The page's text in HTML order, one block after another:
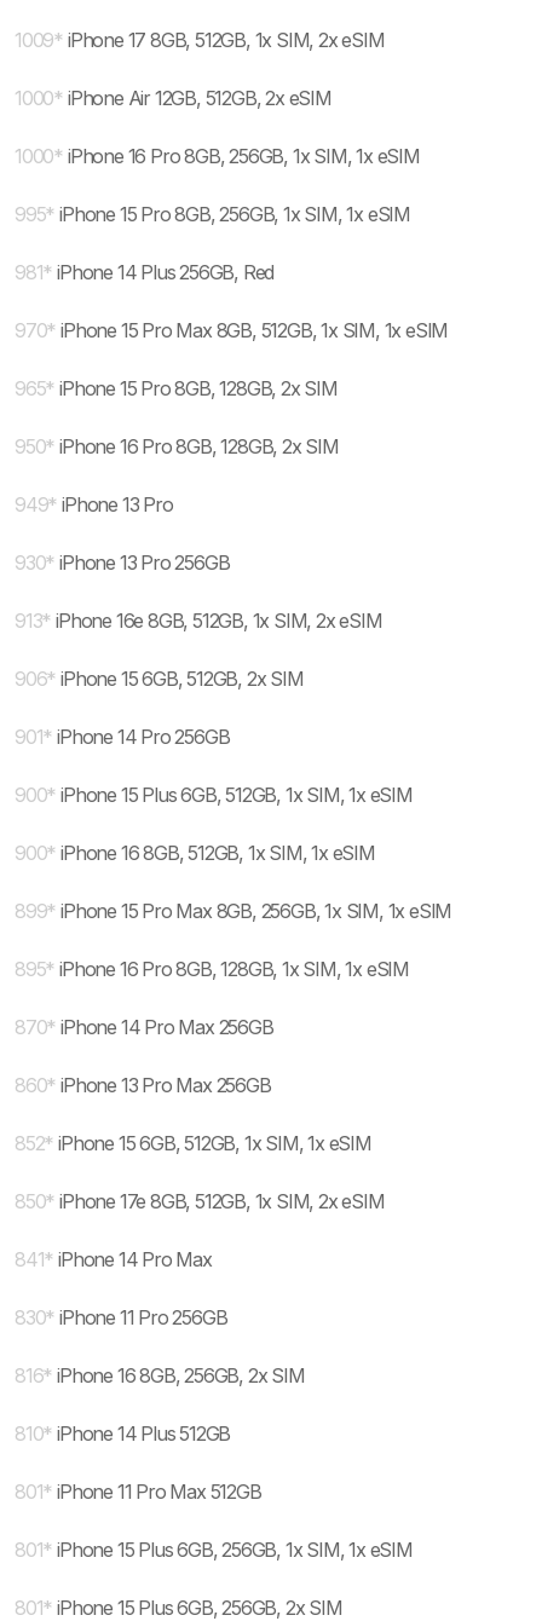
1009* iPhone 17 8GB, 512GB, 1x SIM, 2x eSIM
1000* iPhone Air 12GB, 512GB, 2x eSIM
1000* iPhone 16 Pro 8GB, 256GB, 1x SIM, 1x eSIM
995* iPhone 15 Pro 8GB, 256GB, 1x SIM, 1x eSIM
981* iPhone 14 Plus 256GB, Red
970* iPhone 15 Pro Max 8GB, 512GB, 1x SIM, 1x eSIM
965* iPhone 15 Pro 8GB, 128GB, 2x SIM
950* iPhone 16 Pro 8GB, 128GB, 2x SIM
949* iPhone 13 Pro
930* iPhone 13 Pro 256GB
913* iPhone 16e 8GB, 512GB, 1x SIM, 2x eSIM
906* iPhone 15 6GB, 512GB, 2x SIM
901* iPhone 14 Pro 256GB
900* iPhone 15 Plus 6GB, 512GB, 1x SIM, 1x eSIM
900* iPhone 16 8GB, 512GB, 1x SIM, 1x eSIM
899* iPhone 15 Pro Max 8GB, 256GB, 1x SIM, 1x eSIM
895* iPhone 16 Pro 8GB, 128GB, 1x SIM, 1x eSIM
870* iPhone 14 Pro Max 256GB
860* iPhone 13 Pro Max 256GB
852* iPhone 15 6GB, 512GB, 1x SIM, 1x eSIM
850* iPhone 17e 8GB, 512GB, 1x SIM, 2x eSIM
841* iPhone 14 Pro Max
830* iPhone 11 Pro 256GB
816* iPhone 16 8GB, 256GB, 2x SIM
810* iPhone 14 Plus 512GB
801* iPhone 11 Pro Max 512GB
801* iPhone 15 Plus 6GB, 256GB, 1x SIM, 1x eSIM
801* iPhone 15 Plus 6GB, 256GB, 2x SIM